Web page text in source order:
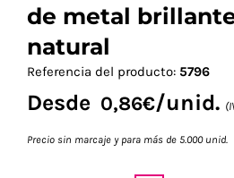
de metal
natural
Referencia del producto: 5796
Desde 0,86€/unid.
Precio sin marcaje y para más de 5.000 unid.